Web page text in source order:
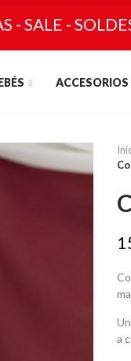
- SALE -
ACCESORIOS
a